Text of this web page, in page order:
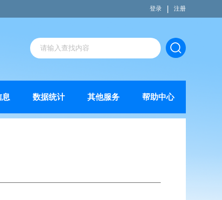
登录 注册
息 数据统计 其他服务 帮助中心